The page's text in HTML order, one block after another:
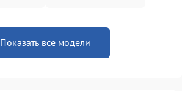
Показать все модели